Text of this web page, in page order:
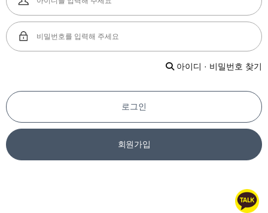
아이디 · 비밀번호 찾기
로그인
회원가입